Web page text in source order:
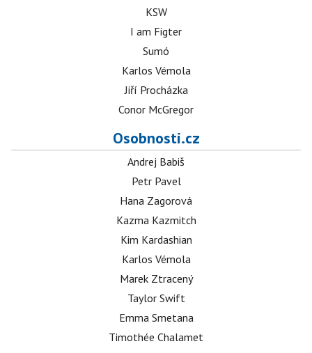
KSW
I am Figter
Sumó
Karlos Vémola
Jiří Procházka
Conor McGregor
Osobnosti.cz
Andrej Babiš
Petr Pavel
Hana Zagorová
Kazma Kazmitch
Kim Kardashian
Karlos Vémola
Marek Ztracený
Taylor Swift
Emma Smetana
Timothée Chalamet